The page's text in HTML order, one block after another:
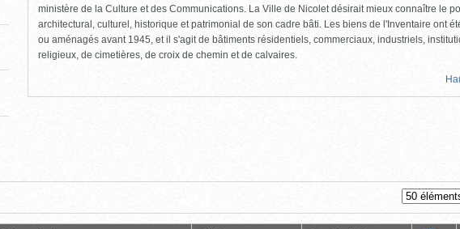
ministère de la Culture et des Communications. La Ville de Nicolet désirait mieux connaître le
architectural, culturel, historique et patrimonial de son cadre bâti. Les biens de l'Inventaire ont
ou aménagés avant 1945, et il s'agit de bâtiments résidentiels, commerciaux, industriels,
religieux, de cimetières, de croix de chemin et de calvaires.